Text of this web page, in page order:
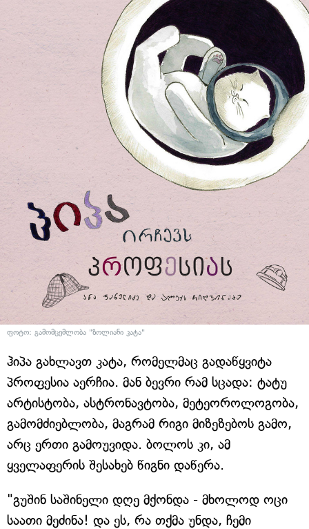
ფოტო: გამომცემლობა "ზოლიანი კატა"
ჰიპა გახლავთ კატა, რომელმაც გადაწყვიტა
პროფესია აერჩია. მან ბევრი რამ სცადა: ტატუ
არტისტობა, ასტრონავტობა, მეტეოროლოგობა,
გამომძიებლობა, მაგრამ რიგი მიზეზებოს გამო,
არც ერთი გამოუვიდა. ბოლოს კი, ამ
ყველაფერის შესახებ წიგნი დაწერა.
"გუშინ საშინელი დღე მქონდა - მხოლოდ ოცი
საათი მეძინა! და ეს, რა თქმა უნდა, ჩემი